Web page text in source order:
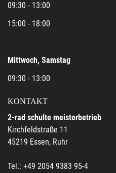
09:30 - 13:00
15:00 - 18:00
Mittwoch, Samstag
09:30 - 13:00
KONTAKT
2-rad schulte meisterbetrieb
Kirchfeldstraße 11
45219 Essen, Ruhr
Tel.: +49 2054 9383 95-4